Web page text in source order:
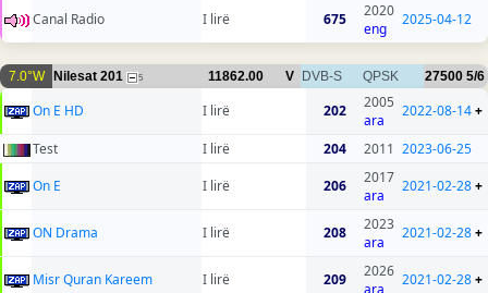
Canal Radio I lirë 675
2020
eng
2025-04-12
7.0°W Nilesat 201 5 11862.00 V DVB-S QPSK 27500 5/6
On E HD I lirë 202
2005
ara
2022-08-14+
Test I lirë 204 2011 2023-06-25
On E
I lirë 206
2017
ara
2021-02-28+
ON Drama I lirë 208
2023
ara
2021-02-28+
Misr Quran Kareem I lirë 209
2026 2021-02-28+